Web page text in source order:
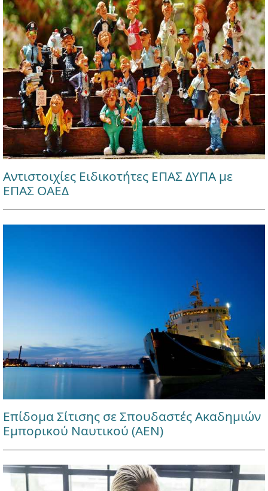
Αντιστοιχίες Ειδικοτήτες ΕΠΑΣ ΔΥΠΑ με
ΕΠΑΣ ΟΑΕΔ
Επίδομα Σίτισης σε Σπουδαστές Ακαδημιών
Εμπορικού Ναυτικού (ΑΕΝ)